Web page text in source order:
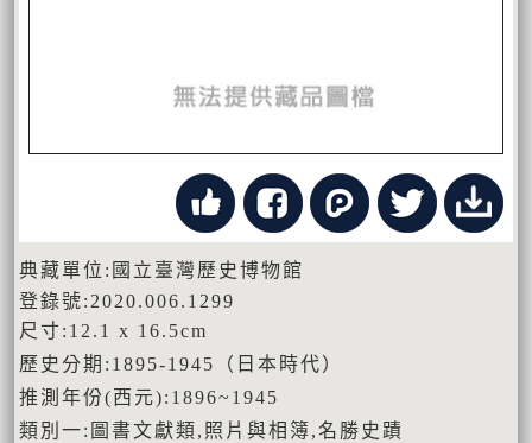
典藏單位:國立臺灣歷史博物館
登錄號:2020.006.1299
尺寸:12.1 x 16.5cm
歷史分期:1895-1945（日本時代）
推測年份(西元):1896~1945
類別一:圖書文獻類,照片與相簿,名勝史蹟